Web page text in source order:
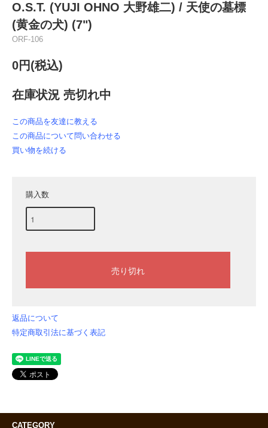
O.S.T. (YUJI OHNO 大野雄二) / 天使の墓標
(黄金の犬) (7")
ORF-106
0円(税込)
在庫状況 売切れ中
この商品を友達に教える
この商品について問い合わせる
買い物を続ける
購入数
返品について
特定商取引法に基づく表記
CATEGORY